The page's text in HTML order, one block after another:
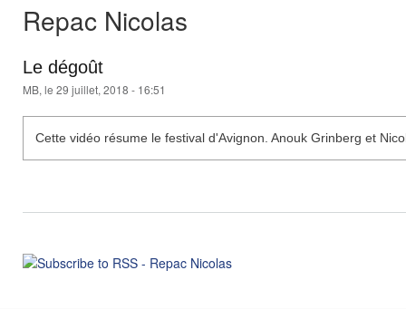
Repac Nicolas
Le dégoût
MB, le 29 juillet, 2018 - 16:51
Cette vidéo résume le festival d'Avignon. Anouk Grinberg et